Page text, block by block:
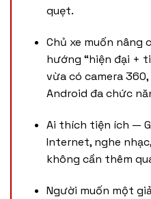
quẹt.
Chủ xe muốn nâng
hướng “hiện đại +
vừa có camera
Android đa chức
Ai thích tiện ích —
Internet, nghe
không cần thêm
Người muốn một